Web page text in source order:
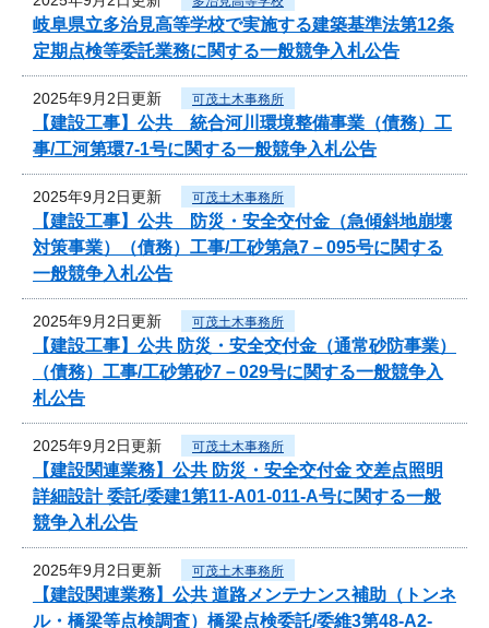
岐阜県立多治見高等学校で実施する建築基準法第12条
定期点検等委託業務に関する一般競争入札公告
2025年9月2日更新 可茂土木事務所
【建設工事】公共 統合河川環境整備事業（債務）工
事/工河第環7-1号に関する一般競争入札公告
2025年9月2日更新 可茂土木事務所
【建設工事】公共 防災・安全交付金（急傾斜地崩壊
対策事業）（債務）工事/工砂第急7－095号に関する
一般競争入札公告
2025年9月2日更新 可茂土木事務所
【建設工事】公共 防災・安全交付金（通常砂防事業）
（債務）工事/工砂第砂7－029号に関する一般競争入
札公告
2025年9月2日更新 可茂土木事務所
【建設関連業務】公共 防災・安全交付金 交差点照明
詳細設計 委託/委建1第11-A01-011-A号に関する一般
競争入札公告
2025年9月2日更新 可茂土木事務所
【建設関連業務】公共 道路メンテナンス補助（トンネ
ル・橋梁等点検調査）橋梁点検委託/委維3第48-A2-